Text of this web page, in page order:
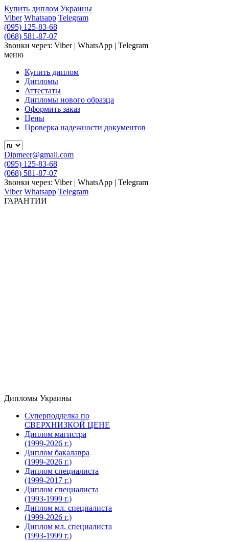
Купить диплом Украины
Viber Whatsapp Telegram
(095) 125-83-68
(068) 581-87-07
Звонки через: Viber | WhatsApp | Telegram
меню
Купить диплом
Дипломы
Аттестаты
Дипломы нового образца
Оформить заказ
Цены
Проверка надежности документов
Dipmeer@gmail.com
(095) 125-83-68
(068) 581-87-07
Звонки через: Viber | WhatsApp | Telegram
Viber Whatsapp Telegram
ГАРАНТИИ
Дипломы Украины
Суперподделка по
СВЕРХНИЗКОЙ ЦЕНЕ
Диплом магистра
(1999-2026 г.)
Диплом бакалавра
(1999-2026 г.)
Диплом специалиста
(1999-2017 г.)
Диплом специалиста
(1993-1999 г.)
Диплом мл. специалиста
(1999-2026 г.)
Диплом мл. специалиста
(1993-1999 г.)